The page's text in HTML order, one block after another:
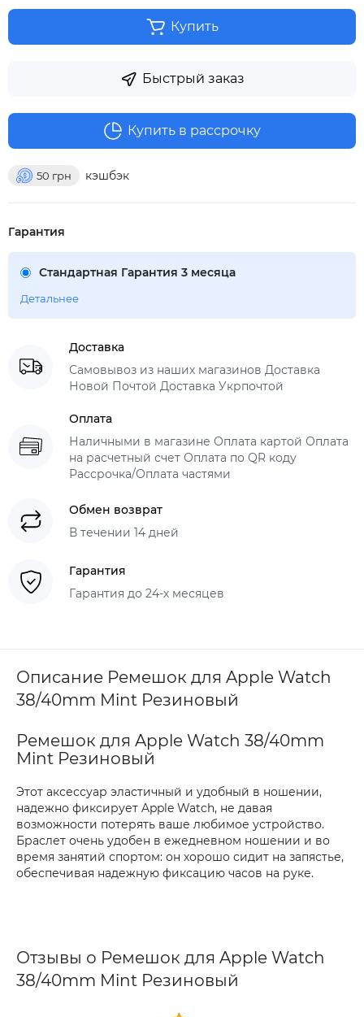
Купить
Быстрый заказ
50 грн кэшбэк
Купить в рассрочку
Гарантия
Стандартная Гарантия 3 месяца
Детальнее
Доставка
Самовывоз из наших магазинов Доставка
Новой Почтой Доставка Укрпочтой
Оплата
Наличными в магазине Оплата картой Оплата
на расчетный счет Оплата по QR коду
Рассрочка/Оплата частями
Обмен возврат
В течении 14 дней
Гарантия
Гарантия до 24-х месяцев
Описание Ремешок для Apple Watch
38/40mm Mint Резиновый
Ремешок для Apple Watch 38/40mm
Mint Резиновый
Этот аксессуар эластичный и удобный в ношении,
надежно фиксирует Apple Watch, не давая
возможности потерять ваше любимое устройство.
Браслет очень удобен в ежедневном ношении и во
время занятий спортом: он хорошо сидит на запястье,
обеспечивая надежную фиксацию часов на руке.
Отзывы о Ремешок для Apple Watch
38/40mm Mint Резиновый